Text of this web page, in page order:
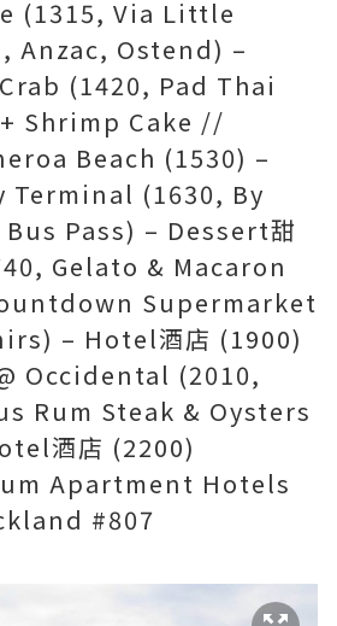
(1315, Via Little
Anzac, Ostend) –
(1420, Pad Thai
Shrimp Cake //
Beach (1530) –
(1630, By
Pass) – Dessert甜
Gelato & Macaron
Supermarket
– Hotel酒店 (1900)
Occidental (2010,
Rum Steak & Oysters
酒店 (2200)
Apartment Hotels
#807